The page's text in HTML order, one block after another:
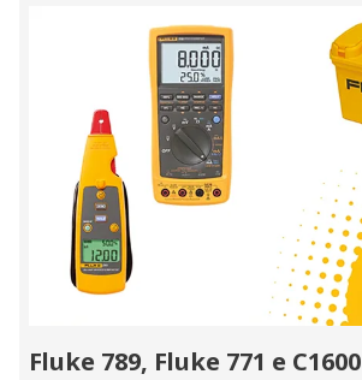
Fluke 789, Fluke 771 e C1600